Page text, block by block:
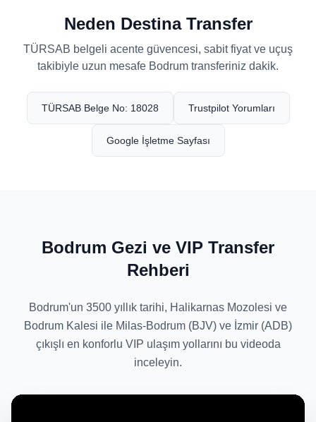
Neden Destina Transfer
TÜRSAB belgeli acente güvencesi, sabit fiyat ve uçuş
takibiyle uzun mesafe Bodrum transferiniz dakik.
TÜRSAB Belge No: 18028 Trustpilot Yorumları
Google İşletme Sayfası
Bodrum Gezi ve VIP Transfer
Rehberi
Bodrum'un 3500 yıllık tarihi, Halikarnas Mozolesi ve
Bodrum Kalesi ile Milas-Bodrum (BJV) ve İzmir (ADB)
çıkışlı en konforlu VIP ulaşım yollarını bu videoda
inceleyin.